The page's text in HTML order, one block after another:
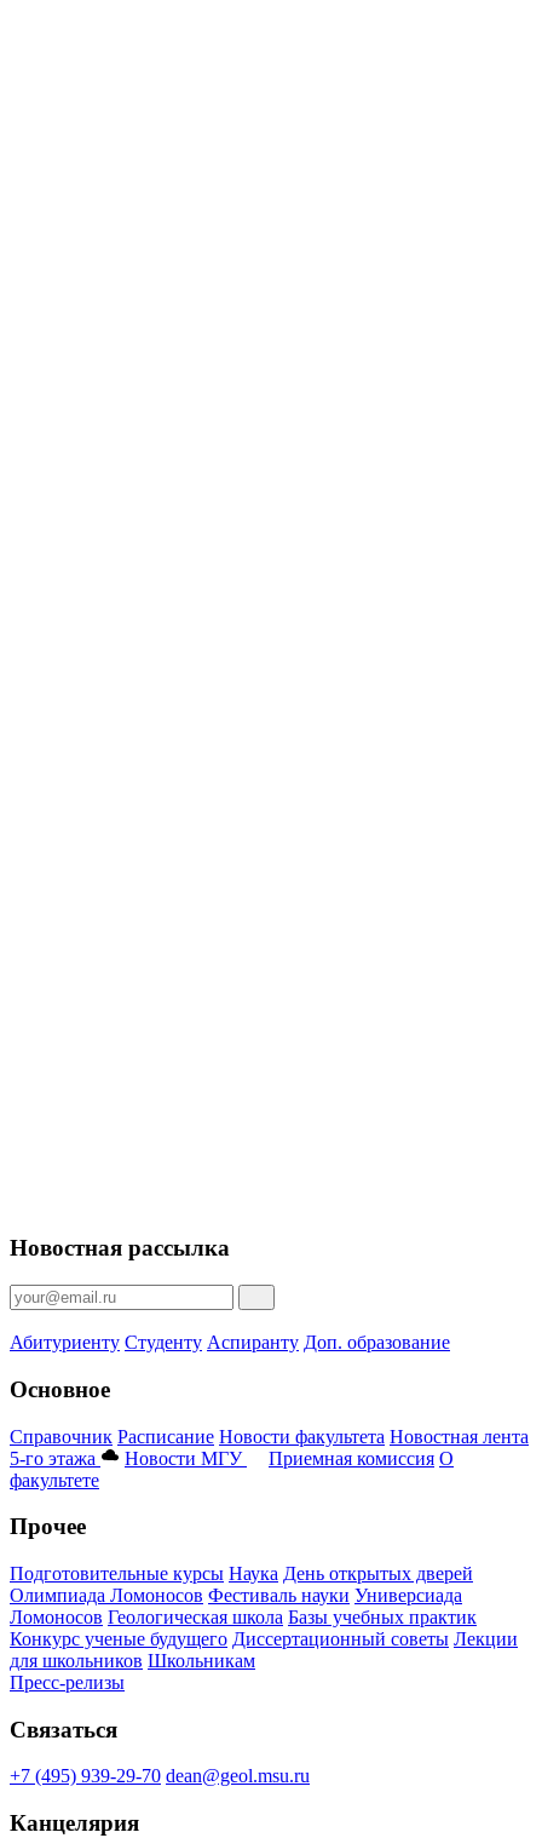
Новостная рассылка
Абитуриенту Студенту Аспиранту Доп. образование
Основное
Справочник Расписание Новости факультета Новостная лента
5-го этажа
Новости МГУ Приемная комиссия О
факультете
Прочее
Подготовительные курсы Наука День открытых дверей
Олимпиада Ломоносов Фестиваль науки Универсиада
Ломоносов Геологическая школа Базы учебных практик
Конкурс ученые будущего Диссертационный советы Лекции
для школьников Школьникам
Пресс-релизы
Связаться
+7 (495) 939-29-70 dean@geol.msu.ru
Канцелярия